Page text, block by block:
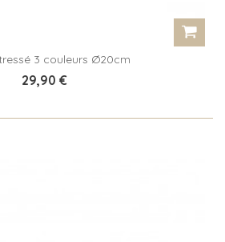
3 couleurs Ø20cm
29,90 €